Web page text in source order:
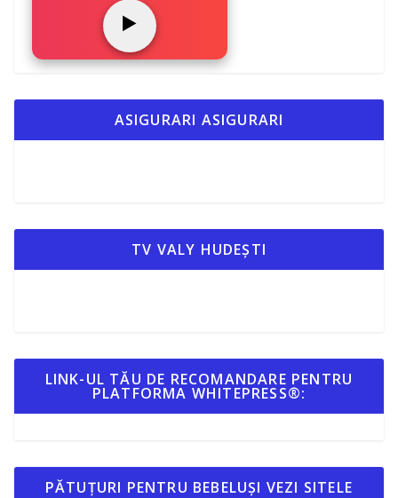
▶️
ASIGURARI ASIGURARI
TV VALY HUDEȘTI
LINK-UL TĂU DE RECOMANDARE PENTRU
PLATFORMA WHITEPRESS®:
PĂTUȚURI PENTRU BEBELUȘI VEZI SITELE